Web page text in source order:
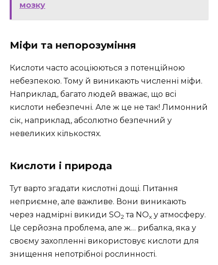
мозку
Міфи та непорозуміння
Кислоти часто асоціюються з потенційною
небезпекою. Тому й виникають численні міфи.
Наприклад, багато людей вважає, що всі
кислоти небезпечні. Але ж це не так! Лимонний
сік, наприклад, абсолютно безпечний у
невеликих кількостях.
Кислоти і природа
Тут варто згадати кислотні дощі. Питання
неприємне, але важливе. Вони виникають
через надмірні викиди SO2 та NOx у атмосферу.
Це серйозна проблема, але ж… рибалка, яка у
своєму захопленні використовує кислоти для
знищення непотрібної рослинності.